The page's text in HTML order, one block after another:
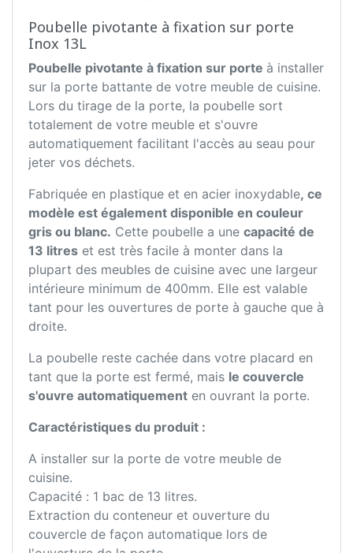
Poubelle pivotante à fixation sur porte
Inox 13L
Poubelle pivotante à fixation sur porte à installer
sur la porte battante de votre meuble de cuisine.
Lors du tirage de la porte, la poubelle sort
totalement de votre meuble et s'ouvre
automatiquement facilitant l'accès au seau pour
jeter vos déchets.
Fabriquée en plastique et en acier inoxydable, ce
modèle est également disponible en couleur
gris ou blanc. Cette poubelle a une capacité de
13 litres et est très facile à monter dans la
plupart des meubles de cuisine avec une largeur
intérieure minimum de 400mm. Elle est valable
tant pour les ouvertures de porte à gauche que à
droite.
La poubelle reste cachée dans votre placard en
tant que la porte est fermé, mais le couvercle
s'ouvre automatiquement en ouvrant la porte.
Caractéristiques du produit :
A installer sur la porte de votre meuble de
cuisine.
Capacité : 1 bac de 13 litres.
Extraction du conteneur et ouverture du
couvercle de façon automatique lors de